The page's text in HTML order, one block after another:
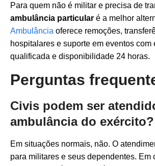
Para quem não é militar e precisa de
ambulância particular é a melhor
Ambulância oferece remoções,
hospitalares e suporte em eventos com
qualificada e disponibilidade 24 horas.
Perguntas
Civis podem ser
ambulância do exército?
Em situações normais, não. O
para militares e seus dependentes. Em